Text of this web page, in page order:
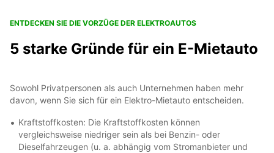
ENTDECKEN SIE DIE VORZÜGE DER ELEKTROAUTOS
5 starke Gründe für ein E-Mietauto
Sowohl Privatpersonen als auch Unternehmen haben mehr
davon, wenn Sie sich für ein Elektro-Mietauto entscheiden.
Kraftstoffkosten: Die Kraftstoffkosten können
vergleichsweise niedriger sein als bei Benzin- oder
Dieselfahrzeugen (u. a. abhängig vom Stromanbieter und